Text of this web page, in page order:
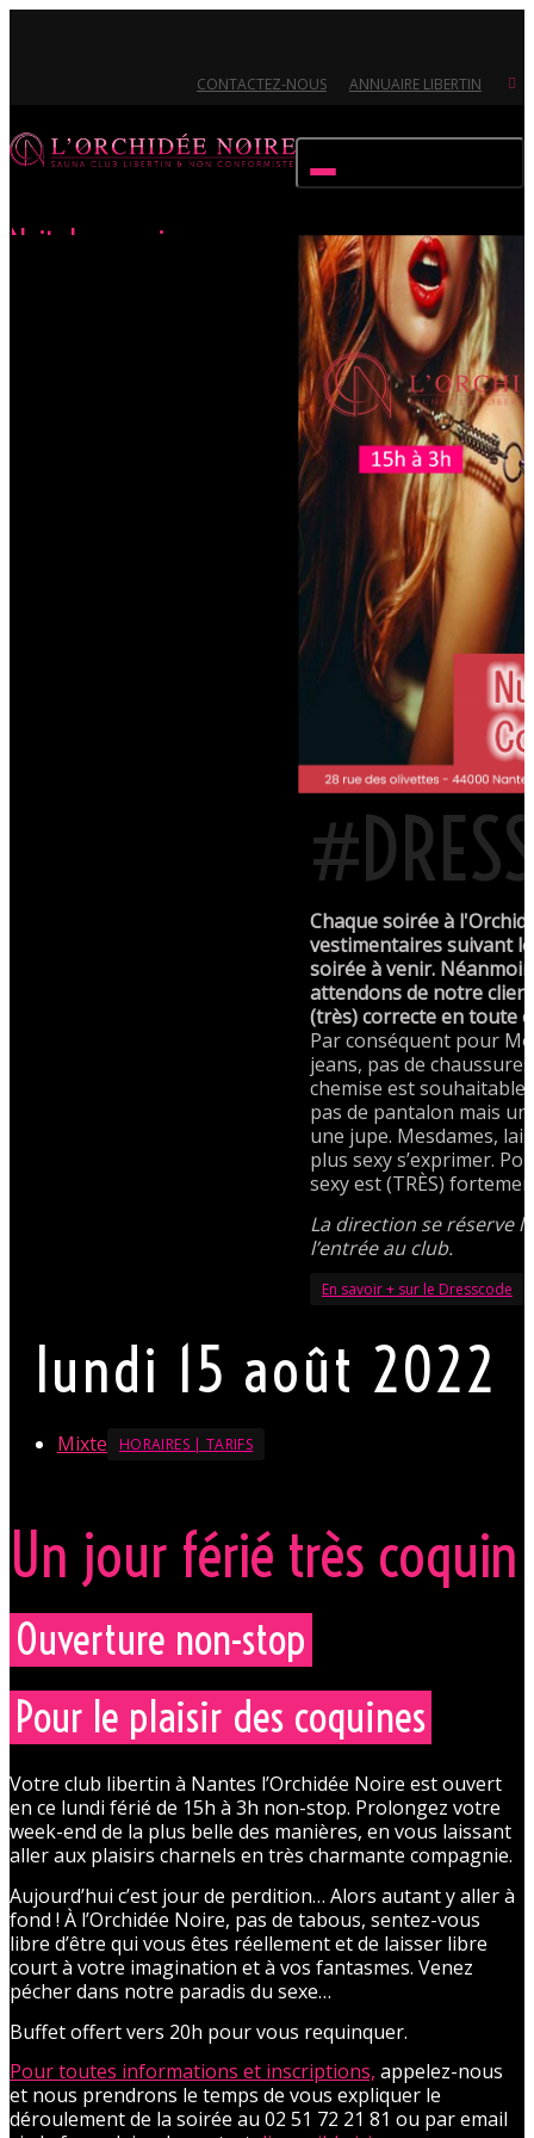
CONTACTEZ-NOUS ANNUAIRE LIBERTIN
Nuit des coquines
Ouvert 7/7 - Pour toutes informations, contactez-nous au 02.51.72.21.81
Chaque soirée à
vestimentaires suivant
soirée à venir.
attendons de notre
(très) correcte en toute
Par conséquent pour
jeans, pas de
chemise est
pas de pantalon mais
une jupe. Mesdames,
plus sexy s’exprimer.
sexy est (TRÈS)
La direction se réserve
l’entrée au club.
En savoir + sur le Dresscode
lundi 15 août 2022
Mixte HORAIRES | TARIFS
Un jour férié très coquin
Ouverture non-stop
Pour le plaisir des coquines
Votre club libertin à Nantes l’Orchidée Noire est ouvert
en ce lundi férié de 15h à 3h non-stop. Prolongez votre
week-end de la plus belle des manières, en vous laissant
aller aux plaisirs charnels en très charmante compagnie.
Aujourd’hui c’est jour de perdition… Alors autant y aller à
fond ! À l’Orchidée Noire, pas de tabous, sentez-vous
libre d’être qui vous êtes réellement et de laisser libre
court à votre imagination et à vos fantasmes. Venez
pécher dans notre paradis du sexe…
Buffet offert vers 20h pour vous requinquer.
Pour toutes informations et inscriptions, appelez-nous
et nous prendrons le temps de vous expliquer le
déroulement de la soirée au 02 51 72 21 81 ou par email